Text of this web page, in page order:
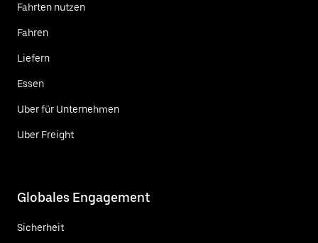
Fahrten nutzen
Fahren
Liefern
Essen
Uber für Unternehmen
Uber Freight
Globales Engagement
Sicherheit